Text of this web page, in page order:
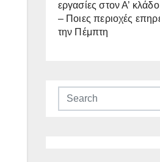
εργασίες στον Α’
– Ποιες περιοχές
την Πέμπτη